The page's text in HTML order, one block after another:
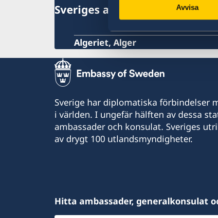
Avvisa
Naturförhållanden och katastrofer
In- och utresebestämmelser
Lokala lagar och sedvänjor
Kriminalitet och personlig säkerhet
Transporter
Valuta och varor
Sveriges ambassad
Algeriet, Alger
Sverige har diplomatiska förbindelser
i världen. I ungefär hälften av dessa
ambassader och konsulat. Sveriges
av drygt 100 utlandsmyndigheter.
Hitta ambassader, generalkonsulat